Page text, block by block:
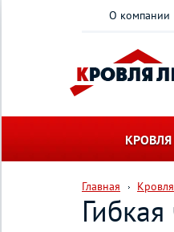
О компании
КРОВЛЯ
Главная Кровля